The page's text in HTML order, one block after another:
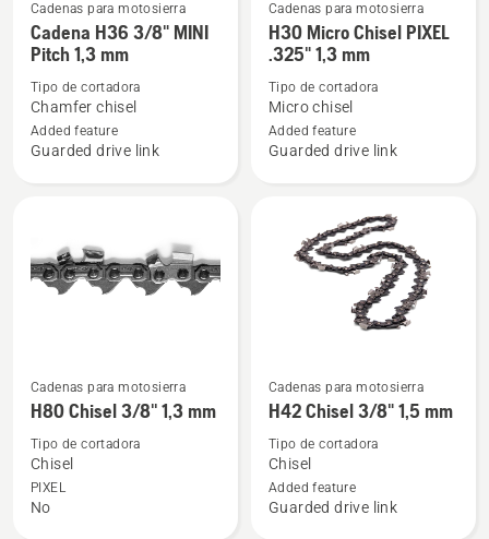
Ver
más
detalles
sobre
Cadena
H36
mm
Cadenas para motosierra
Cadena H36 3/8" MINI
Pitch 1,3 mm
Tipo de cortadora
Chamfer chisel
Added feature
Guarded drive link
Ver
más
detalles
sobre
H30
Micro
Cadenas para motosierra
H30 Micro Chisel PIXEL
.325" 1,3 mm
Tipo de cortadora
Micro chisel
Added feature
Guarded drive link
Ver
más
sobre
H80
Chisel
Cadenas para motosierra
H80 Chisel 3/8'' 1,3 mm
Tipo de cortadora
Chisel
PIXEL
No
Ver
más
sobre
H42
Chisel
Cadenas para motosierra
H42 Chisel 3/8" 1,5 mm
Tipo de cortadora
Chisel
Added feature
Guarded drive link